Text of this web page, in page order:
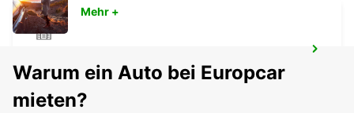
MADRID - SPAIN
Mehr +
Warum ein Auto bei Europcar
mieten?